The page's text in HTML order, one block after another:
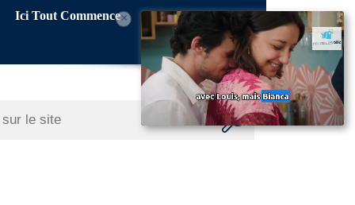
Ici Tout Commence×